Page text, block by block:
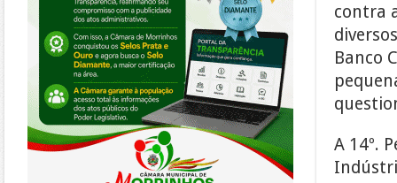
contra
Banco
A 14º.